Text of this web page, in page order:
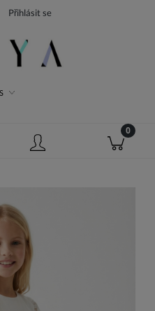
Přihlásit se